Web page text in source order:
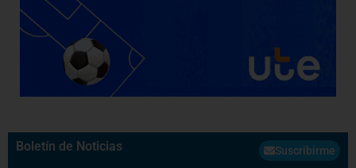
Boletín de Noticias Suscribirme